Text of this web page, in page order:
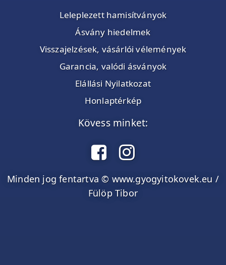
Leleplezett hamisítványok
Ásvány hiedelmek
Visszajelzések, vásárlói vélemények
Garancia, valódi ásványok
Elállási Nyilatkozat
Honlaptérkép
Kövess minket:
Minden jog fentartva © www.gyogyitokovek.eu /
Fülöp Tibor